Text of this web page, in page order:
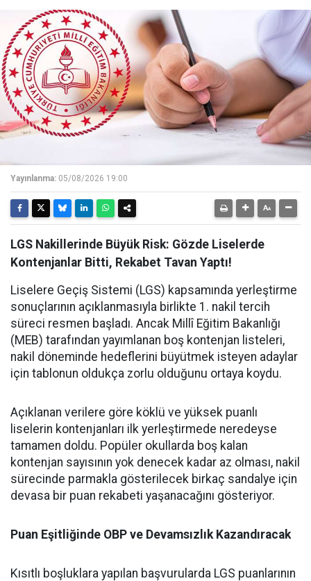
Yayınlanma: 05/08/2026 19:00
LGS Nakillerinde Büyük Risk: Gözde Liselerde
Kontenjanlar Bitti, Rekabet Tavan Yaptı!
Liselere Geçiş Sistemi (LGS) kapsamında yerleştirme
sonuçlarının açıklanmasıyla birlikte 1. nakil tercih
süreci resmen başladı. Ancak Millî Eğitim Bakanlığı
(MEB) tarafından yayımlanan boş kontenjan listeleri,
nakil döneminde hedeflerini büyütmek isteyen adaylar
için tablonun oldukça zorlu olduğunu ortaya koydu.
Açıklanan verilere göre köklü ve yüksek puanlı
liselerin kontenjanları ilk yerleştirmede neredeyse
tamamen doldu. Popüler okullarda boş kalan
kontenjan sayısının yok denecek kadar az olması, nakil
sürecinde parmakla gösterilecek birkaç sandalye için
devasa bir puan rekabeti yaşanacağını gösteriyor.
Puan Eşitliğinde OBP ve Devamsızlık Kazandıracak
Kısıtlı boşluklara yapılan başvurularda LGS puanlarının